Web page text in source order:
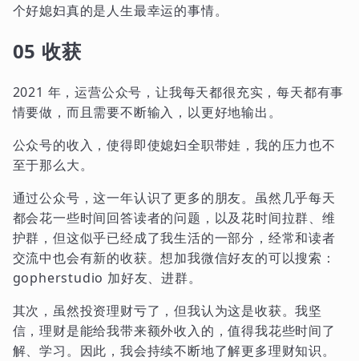
个好媳妇真的是人生最幸运的事情。
05 收获
2021 年，运营公众号，让我每天都很充实，每天都有事
情要做，而且需要不断输入，以更好地输出。
公众号的收入，使得即使媳妇全职带娃，我的压力也不
至于那么大。
通过公众号，这一年认识了更多的朋友。虽然几乎每天
都会花一些时间回答读者的问题，以及花时间拉群、维
护群，但这似乎已经成了我生活的一部分，经常和读者
交流中也会有新的收获。想加我微信好友的可以搜索：
gopherstudio 加好友、进群。
其次，虽然投资理财亏了，但我认为这是收获。我坚
信，理财是能给我带来额外收入的，值得我花些时间了
解、学习。因此，我会持续不断地了解更多理财知识。